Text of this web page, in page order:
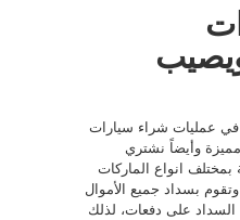
عمليات شراء سيارات
وأيضاً نشتري
بمختلف انواع الماركات
بسداد جميع الأموال
على دفعات، لذلك